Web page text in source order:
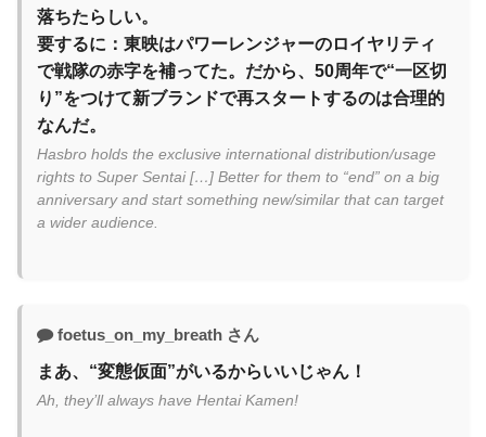
落ちたらしい。
要するに：東映はパワーレンジャーのロイヤリティ
で戦隊の赤字を補ってた。だから、50周年で“一区切
り”をつけて新ブランドで再スタートするのは合理的
なんだ。
Hasbro holds the exclusive international distribution/usage
rights to Super Sentai […] Better for them to “end” on a big
anniversary and start something new/similar that can target
a wider audience.
foetus_on_my_breath さん
まあ、“変態仮面”がいるからいいじゃん！
Ah, they’ll always have Hentai Kamen!